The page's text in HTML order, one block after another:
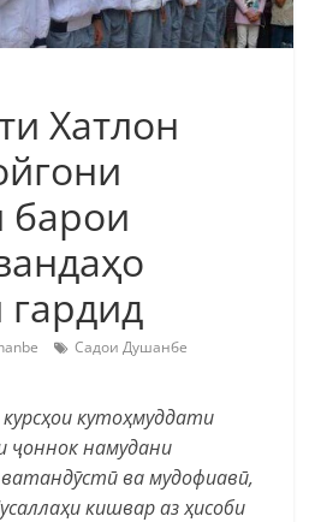
Хатлон
барои
гардид
Садои Душанбе
кутоҳмуддати
ҷоннок намудани
ва мудофиавӣ,
кишвар аз ҳисоби